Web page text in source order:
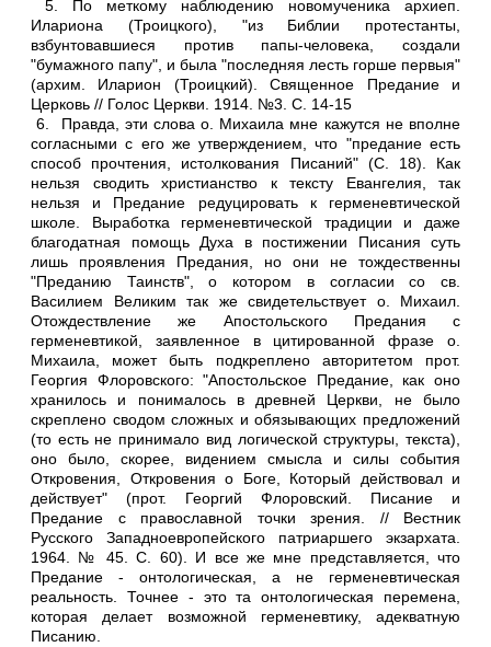
5. По меткому наблюдению новомученика архиеп.
Илариона (Троицкого), "из Библии протестанты,
взбунтовавшиеся против папы-человека, создали
"бумажного папу", и была "последняя лесть горше первыя"
(архим. Иларион (Троицкий). Священное Предание и
Церковь // Голос Церкви. 1914. №3. С. 14-15
6. Правда, эти слова о. Михаила мне кажутся не вполне
согласными с его же утверждением, что "предание есть
способ прочтения, истолкования Писаний" (С. 18). Как
нельзя сводить христианство к тексту Евангелия, так
нельзя и Предание редуцировать к герменевтической
школе. Выработка герменевтической традиции и даже
благодатная помощь Духа в постижении Писания суть
лишь проявления Предания, но они не тождественны
"Преданию Таинств", о котором в согласии со св.
Василием Великим так же свидетельствует о. Михаил.
Отождествление же Апостольского Предания с
герменевтикой, заявленное в цитированной фразе о.
Михаила, может быть подкреплено авторитетом прот.
Георгия Флоровского: "Апостольское Предание, как оно
хранилось и понималось в древней Церкви, не было
скреплено сводом сложных и обязывающих предложений
(то есть не принимало вид логической структуры, текста),
оно было, скорее, видением смысла и силы события
Откровения, Откровения о Боге, Который действовал и
действует" (прот. Георгий Флоровский. Писание и
Предание с православной точки зрения. // Вестник
Русского Западноевропейского патриаршего экзархата.
1964. № 45. С. 60). И все же мне представляется, что
Предание - онтологическая, а не герменевтическая
реальность. Точнее - это та онтологическая перемена,
которая делает возможной герменевтику, адекватную
Писанию.